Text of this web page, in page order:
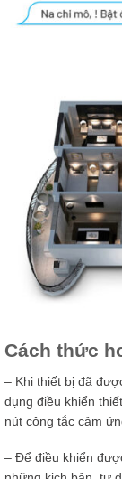
Cách thức
– Khi thiết bị đã
dụng điều khiển
nút công tắc cảm
– Để điều khiển